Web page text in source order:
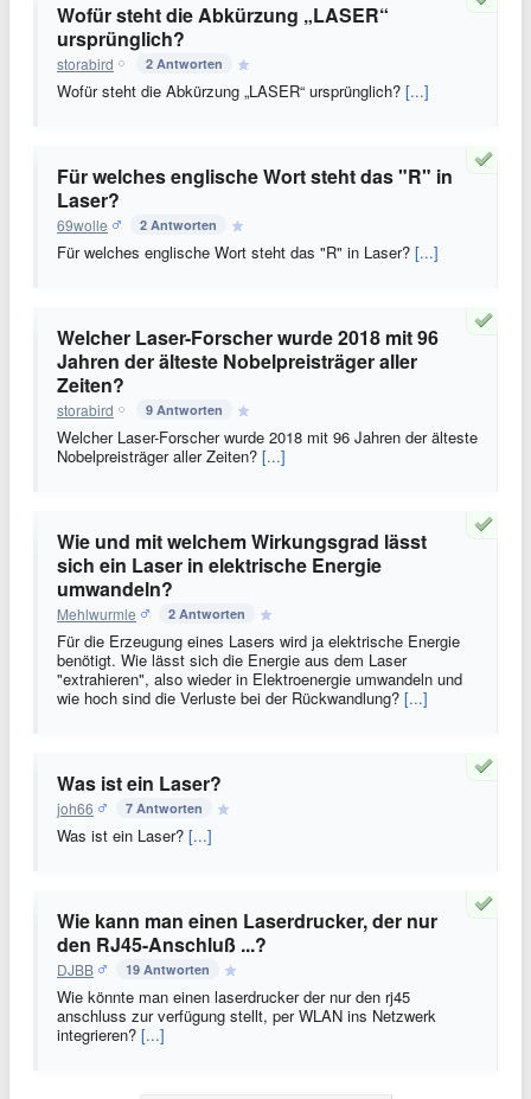
Wofür steht die Abkürzung „LASER“
ursprünglich?
storabird 2 Antworten
Wofür steht die Abkürzung „LASER“ ursprünglich? [...]
Für welches englische Wort steht das "R" in
Laser?
69wolle 2 Antworten
Für welches englische Wort steht das "R" in Laser? [...]
Welcher Laser-Forscher wurde 2018 mit 96
Jahren der älteste Nobelpreisträger aller
Zeiten?
storabird 9 Antworten
Welcher Laser-Forscher wurde 2018 mit 96 Jahren der älteste
Nobelpreisträger aller Zeiten? [...]
Wie und mit welchem Wirkungsgrad lässt
sich ein Laser in elektrische Energie
umwandeln?
Mehlwurmle 2 Antworten
Für die Erzeugung eines Lasers wird ja elektrische Energie
benötigt. Wie lässt sich die Energie aus dem Laser
"extrahieren", also wieder in Elektroenergie umwandeln und
wie hoch sind die Verluste bei der Rückwandlung? [...]
Was ist ein Laser?
joh66 7 Antworten
Was ist ein Laser? [...]
Wie kann man einen Laserdrucker, der nur
den RJ45-Anschluß ...?
DJBB 19 Antworten
Wie könnte man einen laserdrucker der nur den rj45
anschluss zur verfügung stellt, per WLAN ins Netzwerk
integrieren? [...]